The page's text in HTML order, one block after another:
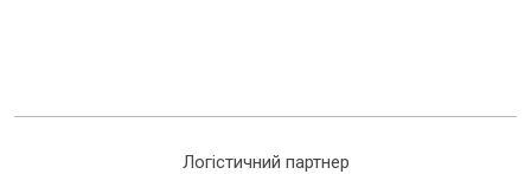
Логістичний партнер